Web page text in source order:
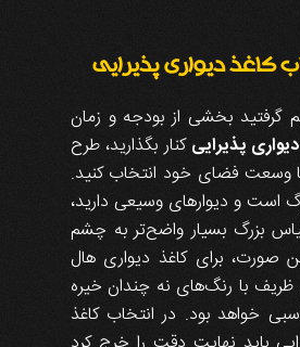
کاغذ دیواری پذیرایی
گرفتید بخشی از بودجه و زمان
پذیراییکنار بگذارید، طرح
وسعت فضای خود انتخاب کنید.
است و دیوار‌های وسیعی دارید،
بزرگ بسیار واضح‌تر به چشم
صورت، برای کاغذ دیواری هال
با رنگ‌های نه چندان خیره
خواهد بود. در انتخاب کاغذ